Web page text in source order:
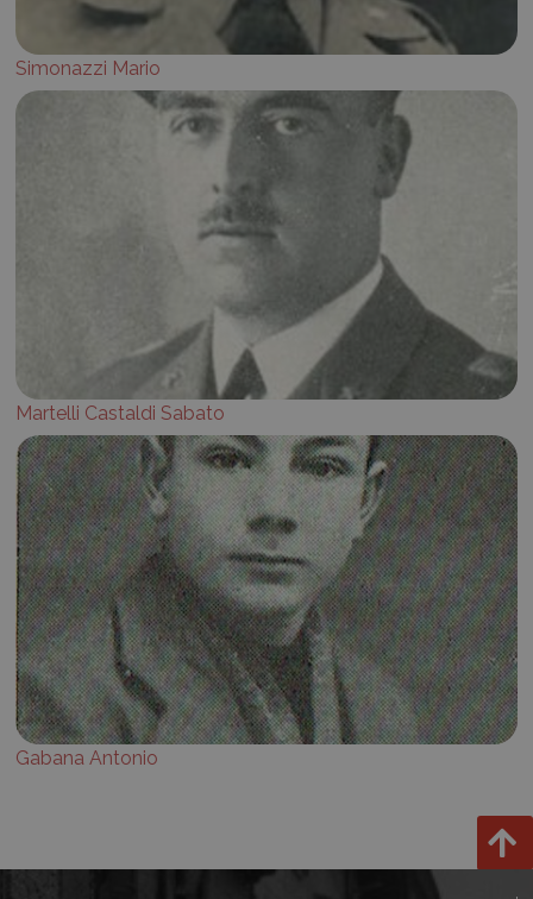
Simonazzi Mario
Martelli Castaldi Sabato
Gabana Antonio